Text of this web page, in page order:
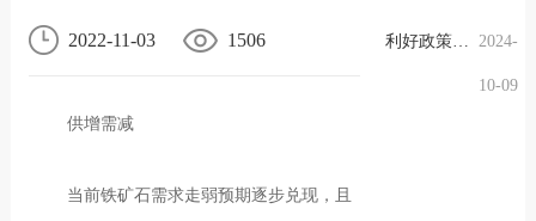
2022-11-03 1506
供增需减
当前铁矿石需求走弱预期逐步兑现，且
利好政策提振钢市信心，四季度行业需求或小幅上升 2024-
10-09